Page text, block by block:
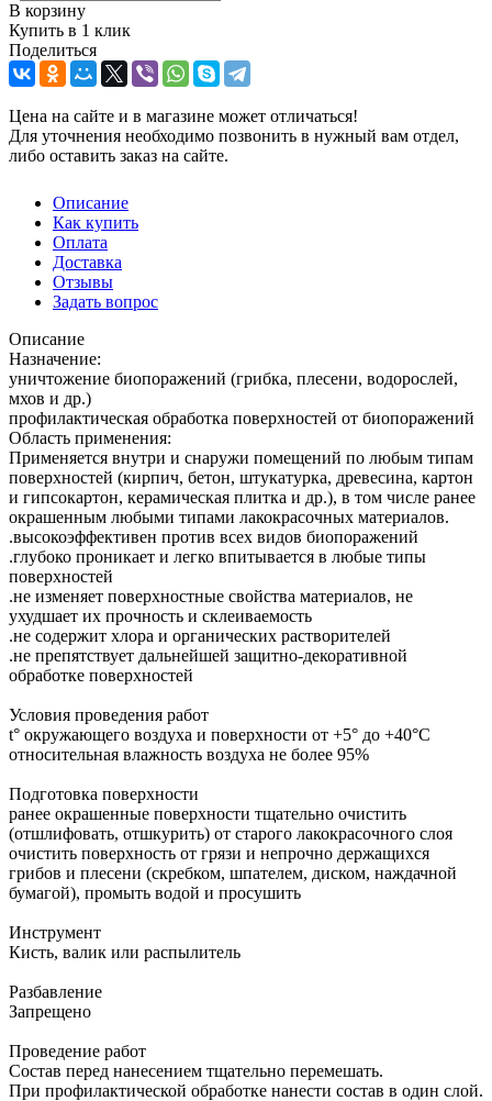
В корзину
Купить в 1 клик
Поделиться
Цена на сайте и в магазине может отличаться!
Для уточнения необходимо позвонить в нужный вам отдел,
либо оставить заказ на сайте.
Описание
Как купить
Оплата
Доставка
Отзывы
Задать вопрос
Описание
Назначение:
уничтожение биопоражений (грибка, плесени, водорослей,
мхов и др.)
профилактическая обработка поверхностей от биопоражений
Область применения:
Применяется внутри и снаружи помещений по любым типам
поверхностей (кирпич, бетон, штукатурка, древесина, картон
и гипсокартон, керамическая плитка и др.), в том числе ранее
окрашенным любыми типами лакокрасочных материалов.
.высокоэффективен против всех видов биопоражений
.глубоко проникает и легко впитывается в любые типы
поверхностей
.не изменяет поверхностные свойства материалов, не
ухудшает их прочность и склеиваемость
.не содержит хлора и органических растворителей
.не препятствует дальнейшей защитно-декоративной
обработке поверхностей
Условия проведения работ
t° окружающего воздуха и поверхности от +5° до +40°С
относительная влажность воздуха не более 95%
Подготовка поверхности
ранее окрашенные поверхности тщательно очистить
(отшлифовать, отшкурить) от старого лакокрасочного слоя
очистить поверхность от грязи и непрочно держащихся
грибов и плесени (скребком, шпателем, диском, наждачной
бумагой), промыть водой и просушить
Инструмент
Кисть, валик или распылитель
Разбавление
Запрещено
Проведение работ
Состав перед нанесением тщательно перемешать.
При профилактической обработке нанести состав в один слой.